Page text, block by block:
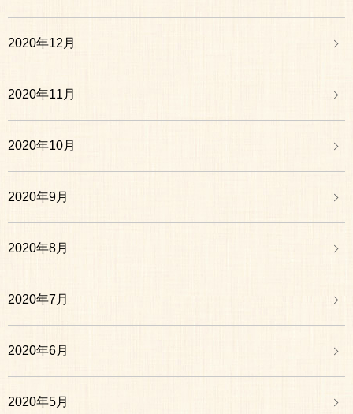
2020年12月
2020年11月
2020年10月
2020年9月
2020年8月
2020年7月
2020年6月
2020年5月